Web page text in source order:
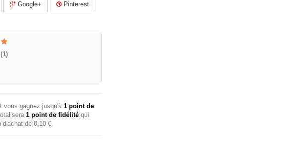
Google+ Pinterest
vous gagnez jusqu'à 1 point de
1 point de fidélité qui
d'achat de 0,10 €.